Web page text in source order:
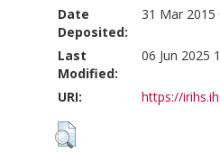
Date
Deposited:
31 Mar 2015
Last
Modified:
06 Jun 2025
URI: https://